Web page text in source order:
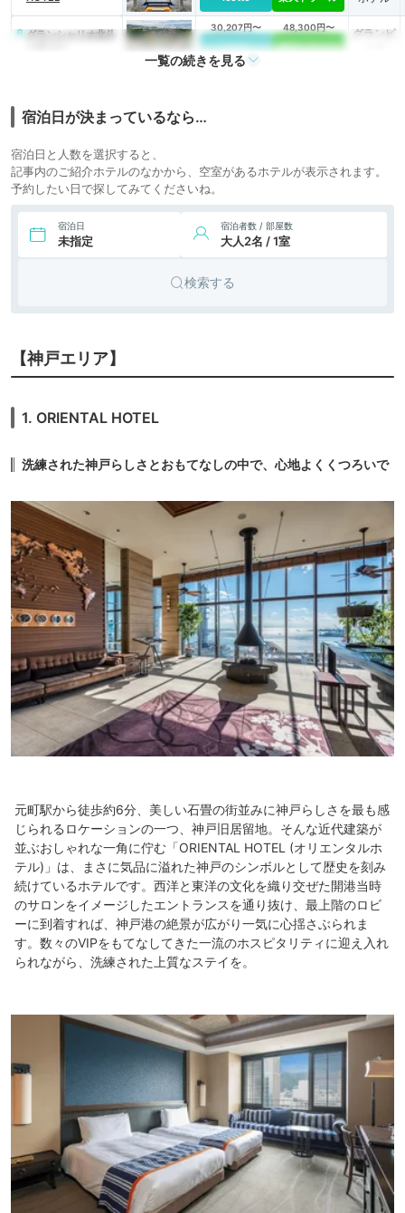
6.グランシャリオ北斗
30,207円〜
icotto
48,300円〜
楽天トラベル
グランピ
一覧の続きを見る
宿泊日が決まっているなら…
宿泊日と人数を選択すると、
記事内のご紹介ホテルのなかから、空室があるホテルが表示されます。
予約したい日で探してみてくださいね。
宿泊日
未指定
宿泊者数 / 部屋数
大人2名 / 1室
検索する
【神戸エリア】
1. ORIENTAL HOTEL
洗練された神戸らしさとおもてなしの中で、心地よくくつろいで
元町駅から徒歩約6分、美しい石畳の街並みに神戸らしさを最も感
じられるロケーションの一つ、神戸旧居留地。そんな近代建築が
並ぶおしゃれな一角に佇む「ORIENTAL HOTEL (オリエンタルホ
テル)」は、まさに気品に溢れた神戸のシンボルとして歴史を刻み
続けているホテルです。西洋と東洋の文化を織り交ぜた開港当時
のサロンをイメージしたエントランスを通り抜け、最上階のロビ
ーに到着すれば、神戸港の絶景が広がり一気に心揺さぶられま
す。数々のVIPをもてなしてきた一流のホスピタリティに迎え入れ
られながら、洗練された上質なステイを。